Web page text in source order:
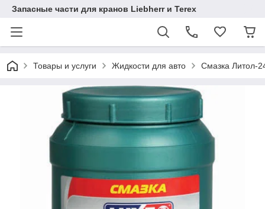
Запасные части для кранов Liebherr и Terex
Товары и услуги Жидкости для авто Смазка Литол-